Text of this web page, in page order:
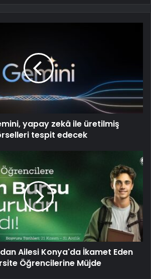
yapay zekâ ile üretilmiş
tespit edecek
Ailesi Konya'da İkamet Eden
Öğrencilerine Müjde